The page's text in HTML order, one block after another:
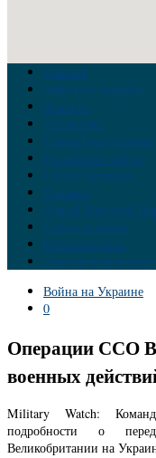
Главная
Война на Украине
Новости
Аналитика
Тайны Геополитики
Российские элиты
Теория заговора
Украина
Новый Мировой
Тайны истории
Обратная связь
Правила
Война на Украине
0
Операции ССО
военных
Military Watch:
подробности о
Великобритании на